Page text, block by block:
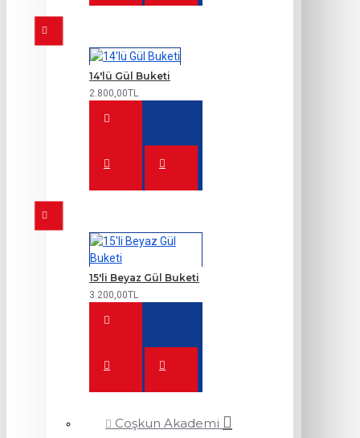
14'lü Gül Buketi
2.800,00TL
15'li Beyaz Gül Buketi
3.200,00TL
Coşkun Akademi